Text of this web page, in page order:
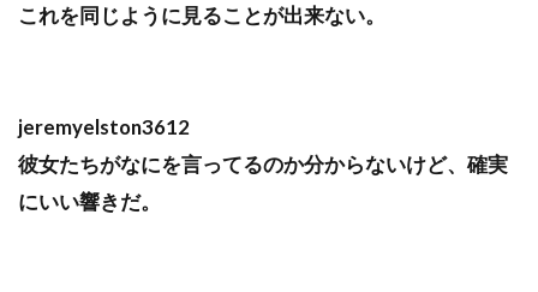
これを同じように見ることが出来ない。
jeremyelston3612
彼女たちがなにを言ってるのか分からないけど、確実
にいい響きだ。